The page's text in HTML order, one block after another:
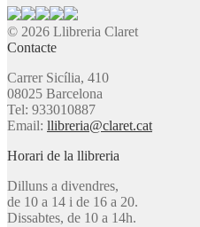
© 2026 Llibreria Claret
Contacte
Carrer Sicília, 410
08025 Barcelona
Tel: 933010887
Email: llibreria@claret.cat
Horari de la llibreria
Dilluns a divendres,
de 10 a 14 i de 16 a 20.
Dissabtes, de 10 a 14h.